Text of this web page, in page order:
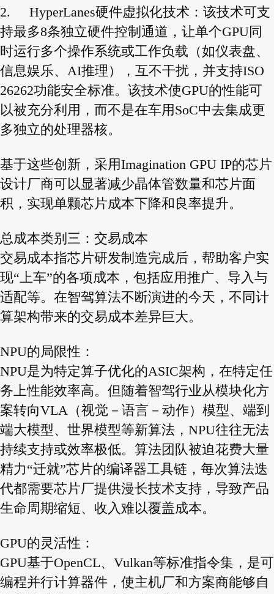
2.
HyperLanes硬件虚拟化技术：该技术可支
持最多8条独立硬件控制通道，让单个GPU同
时运行多个操作系统或工作负载（如仪表盘、
信息娱乐、AI推理），互不干扰，并支持ISO
26262功能安全标准。该技术使GPU的性能可
以被充分利用，而不是在车用SoC中去集成更
多独立的处理器核。
基于这些创新，采用Imagination GPU IP的芯片
设计厂商可以显著减少晶体管数量和芯片面
积，实现单颗芯片成本下降和良率提升。
总成本类别三：交易成本
交易成本指芯片研发制造完成后，帮助客户实
现“上车”的各项成本，包括应用推广、导入与
适配等。在智驾算法不断演进的今天，不同计
算架构带来的交易成本差异巨大。
NPU的局限性：
NPU是为特定算子优化的ASIC架构，在特定任
务上性能效率高。但随着智驾行业从模块化方
案转向VLA（视觉－语言－动作）模型、端到
端大模型、世界模型等新算法，NPU往往无法
持续支持或效率极低。算法团队被迫花费大量
精力“迁就”芯片的编译器工具链，每次算法迭
代都需要芯片厂提供漫长技术支持，导致产品
生命周期缩短、收入难以覆盖成本。
GPU的灵活性：
GPU基于OpenCL、Vulkan等标准指令集，是可
编程并行计算器件，使主机厂和方案商能够自